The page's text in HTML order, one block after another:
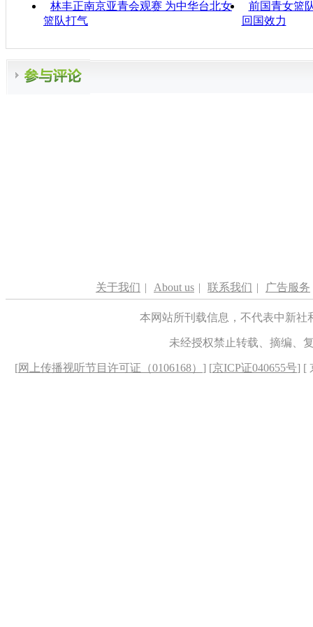
林丰正南京亚青会观赛 为中华台北女
篮队打气
前国青女篮
回国效力
关于我们 | About us | 联系我们 | 广告服务
本网站所刊载信息，不代表中新
未经授权禁止转载、摘编、
[网上传播视听节目许可证（0106168） ] [京ICP证040655号] [